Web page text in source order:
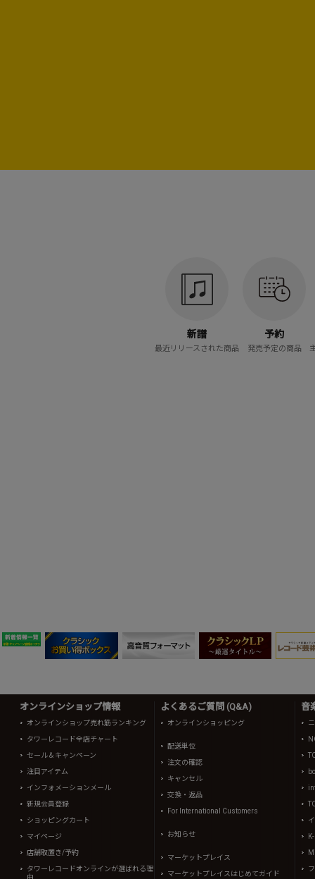
新譜
最近リリースされた商品
予約
発売予定の商品
オンラインショップ情報
オンラインショップ売れ筋ランキング
タワーレコード全店チャート
セール＆キャンペーン
注目アイテム
インフォメーションメール
新規会員登録
ショッピングカート
マイページ
店舗取置き/予約
タワーレコードオンラインが選ばれる理
由
よくあるご質問 (Q&A)
オンラインショッピング
配送単位
注文の確認
キャンセル
交換・返品
For International Customers
お知らせ
マーケットプレイス
マーケットプレイスはじめてガイド
音